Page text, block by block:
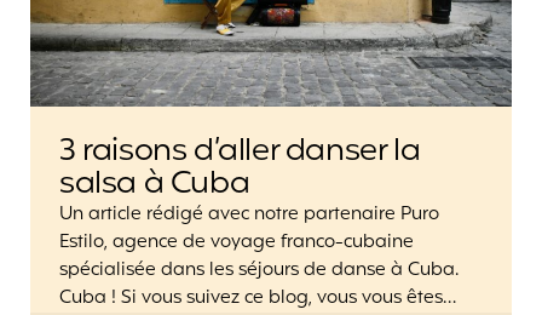
3 raisons d’aller danser la
salsa à Cuba
Un article rédigé avec notre partenaire Puro
Estilo, agence de voyage franco-cubaine
spécialisée dans les séjours de danse à Cuba.
Cuba ! Si vous suivez ce blog, vous vous êtes…